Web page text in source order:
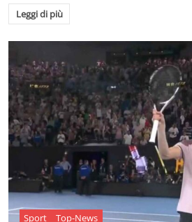
Leggi di più
Sport Top-News